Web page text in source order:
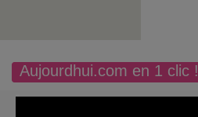
Aujourdhui.com en 1 clic !